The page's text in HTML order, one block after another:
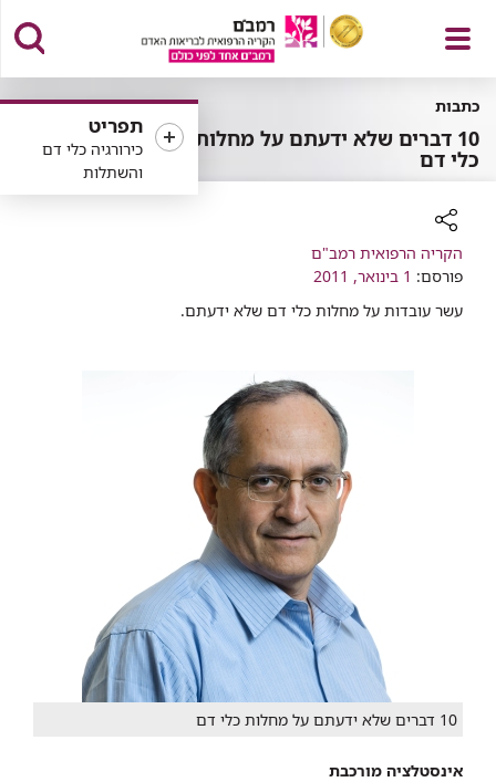
פתח
תפריט
תפריט
כירורגיה כלי דם
והשתלות
כתבות
10 דברים שלא ידעתם על מחלות
כלי דם
רכיב
שיתוף
הקריה הרפואית רמב"ם
פורסם: 1 בינואר, 2011
עשר עובדות על מחלות כלי דם שלא ידעתם.
10 דברים שלא ידעתם על מחלות כלי דם
אינסטלציה מורכבת​